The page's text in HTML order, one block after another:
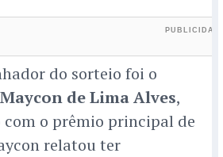
do sorteio foi o
Maycon de Lima Alves,
o prêmio principal de
relatou ter